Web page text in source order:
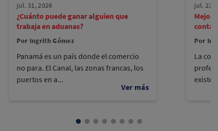
jul. 31, 2026
¿Cuánto puede ganar alguien que
trabaja en aduanas?
Por Ingrith Gómez
Panamá es un país donde el comercio
no para. El Canal, las zonas francas, los
puertos en a...
jul. 23,
Por
La